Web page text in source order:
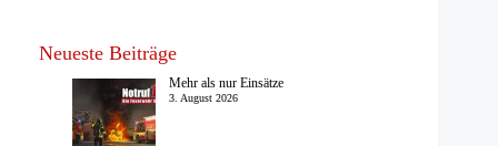
Neueste Beiträge
Mehr als nur Einsätze
3. August 2026